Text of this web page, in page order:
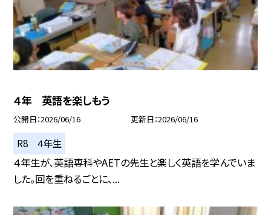
４年 英語を楽しもう
公開日 2026/06/16 更新日 2026/06/16
R8 ４年生
４年生が、英語専科やAETの先生と楽しく英語を学んでいま
した。回を重ねるごとに、...